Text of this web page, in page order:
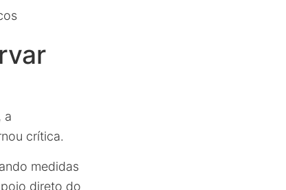
a
crítica.
medidas
direto do